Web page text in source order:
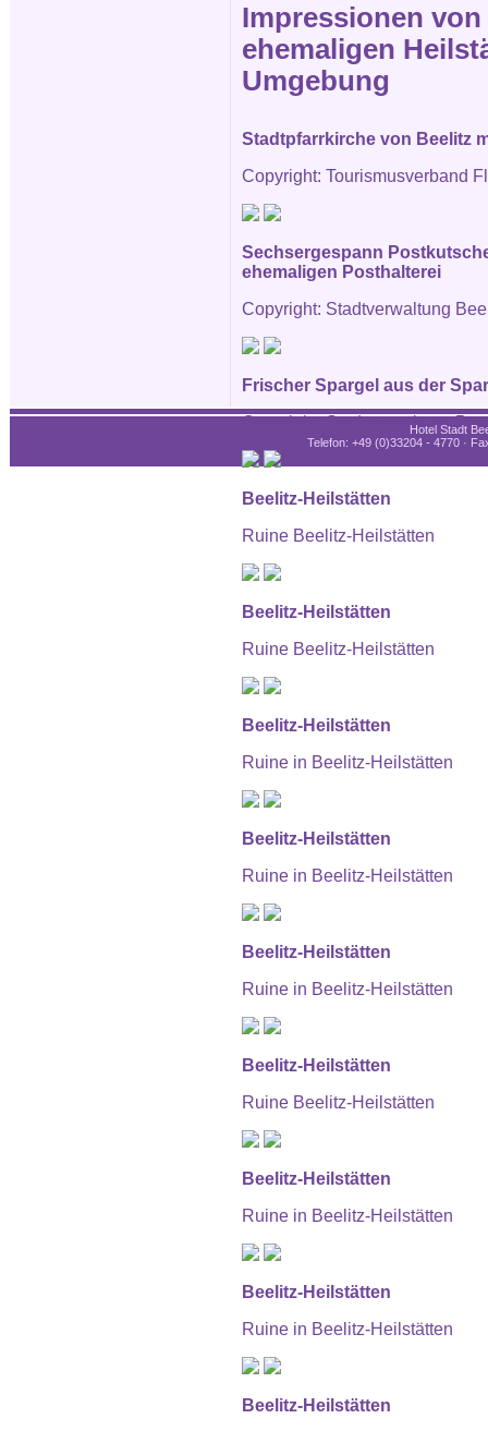
Impressionen
ehemaligen
Umgebung
Stadtpfarrkirche von Beelitz
Copyright: Tourismusverband
Sechsergespann
ehemaligen Posthalterei
Copyright: Stadtverwaltung
Frischer Spargel aus der
Copyright: Stadtverwaltung
Beelitz-Heilstätten
Ruine Beelitz-Heilstätten
Beelitz-Heilstätten
Ruine Beelitz-Heilstätten
Beelitz-Heilstätten
Ruine in Beelitz-Heilstätten
Beelitz-Heilstätten
Ruine in Beelitz-Heilstätten
Beelitz-Heilstätten
Ruine in Beelitz-Heilstätten
Beelitz-Heilstätten
Ruine Beelitz-Heilstätten
Beelitz-Heilstätten
Ruine in Beelitz-Heilstätten
Beelitz-Heilstätten
Ruine in Beelitz-Heilstätten
Beelitz-Heilstätten
Hotel Stadt
Telefon: +49 (0)33204 - 4770 ·